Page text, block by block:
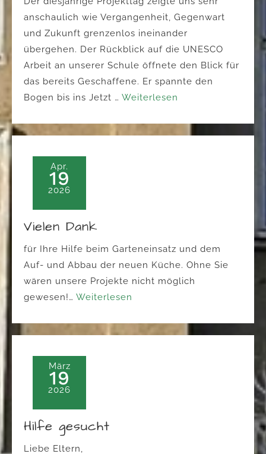
anschaulich wie Vergangenheit, Gegenwart
und Zukunft grenzenlos ineinander
übergehen. Der Rückblick auf die UNESCO
Arbeit an unserer Schule öffnete den Blick für
das bereits Geschaffene. Er spannte den
Bogen bis ins Jetzt … Weiterlesen
Apr.
19
2026
Vielen Dank
für Ihre Hilfe beim Garteneinsatz und dem
Auf- und Abbau der neuen Küche. Ohne Sie
wären unsere Projekte nicht möglich
gewesen!… Weiterlesen
März
19
2026
Hilfe gesucht
Liebe Eltern,